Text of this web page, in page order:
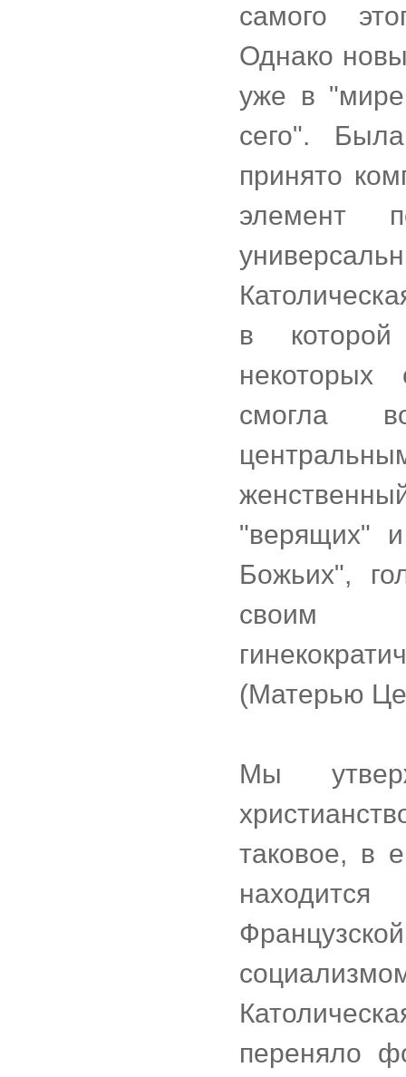
самого
Однако
уже в
сего".
принято
элемент
в которой
некоторых
смогла
"верящих"
Божьих",
своим
(Матерью
Мы
таковое, в
переняло